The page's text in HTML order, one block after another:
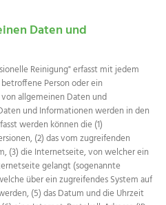
Daten und
Reinigung" erfasst mit jedem
Person oder ein
allgemeinen Daten und
und Informationen werden in den
werden können die (1)
(2) das vom zugreifenden
(3) die Internetseite, von welcher ein
gelangt (sogenannte
über ein zugreifendes System auf
(5) das Datum und die Uhrzeit